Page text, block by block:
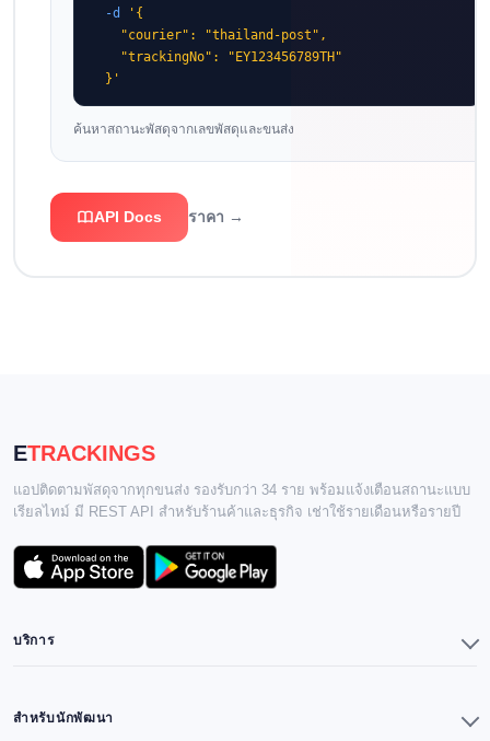
-d
'{
    "courier": "thailand-post",
    "trackingNo": "EY123456789TH"
  }'
ค้นหาสถานะพัสดุจากเลขพัสดุและขนส่ง
API Docs ราคา →
ETRACKINGS
แอปติดตามพัสดุจากทุกขนส่ง รองรับกว่า 34 ราย พร้อมแจ้งเตือนสถานะแบบ
เรียลไทม์ มี REST API สำหรับร้านค้าและธุรกิจ เช่าใช้รายเดือนหรือรายปี
บริการ
Premium & Remove Ads
สำหรับนักพัฒนา